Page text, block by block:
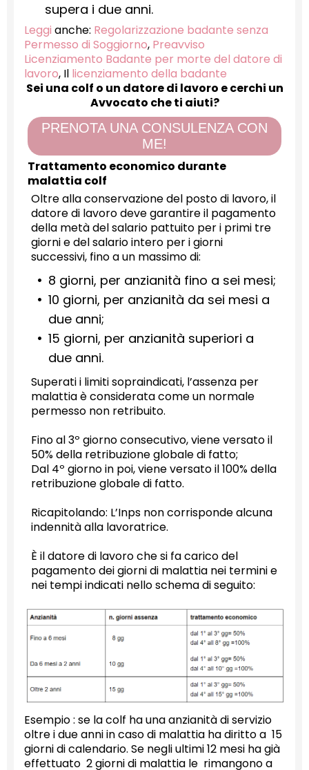
supera i due anni.
Leggi anche: Regolarizzazione badante senza
Permesso di Soggiorno, Preavviso
Licenziamento Badante per morte del datore di
lavoro, Il licenziamento della badante
Sei una colf o un datore di lavoro e cerchi un
Avvocato che ti aiuti?
PRENOTA UNA CONSULENZA CON
ME!
Trattamento economico durante
malattia colf
Oltre alla conservazione del posto di lavoro, il
datore di lavoro deve garantire il pagamento
della metà del salario pattuito per i primi tre
giorni e del salario intero per i giorni
successivi, fino a un massimo di:
8 giorni, per anzianità fino a sei mesi;
10 giorni, per anzianità da sei mesi a
due anni;
15 giorni, per anzianità superiori a
due anni.
Superati i limiti sopraindicati, l’assenza per
malattia è considerata come un normale
permesso non retribuito.
Fino al 3º giorno consecutivo, viene versato il
50% della retribuzione globale di fatto;
Dal 4º giorno in poi, viene versato il 100% della
retribuzione globale di fatto.
Ricapitolando: L’Inps non corrisponde alcuna
indennità alla lavoratrice.
È il datore di lavoro che si fa carico del
pagamento dei giorni di malattia nei termini e
nei tempi indicati nello schema di seguito:
Esempio : se la colf ha una anzianità di servizio
oltre i due anni in caso di malattia ha diritto a 15
giorni di calendario. Se negli ultimi 12 mesi ha già
effettuato 2 giorni di malattia le rimangono a